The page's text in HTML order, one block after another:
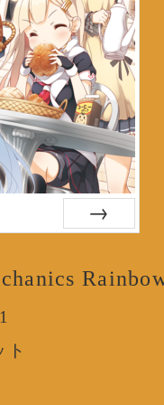
ト